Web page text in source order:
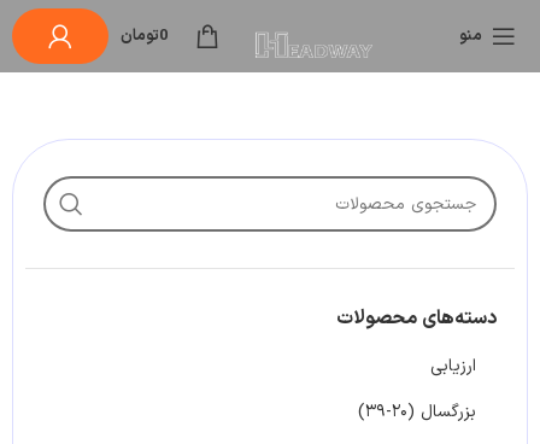
منو 0تومان
دسته‌های محصولات
ارزیابی
بزرگسال (۲۰-۳۹)